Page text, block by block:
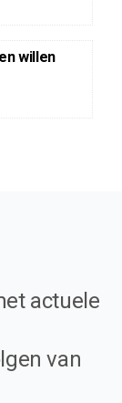
willen
actuele
van